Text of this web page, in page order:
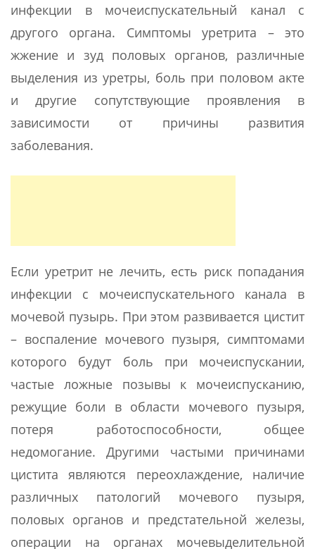
инфекции в мочеиспускательный канал с
другого органа. Симптомы уретрита – это
жжение и зуд половых органов, различные
выделения из уретры, боль при половом акте
и другие сопутствующие проявления в
зависимости от причины развития
заболевания.
Если уретрит не лечить, есть риск попадания
инфекции с мочеиспускательного канала в
мочевой пузырь. При этом развивается цистит
– воспаление мочевого пузыря, симптомами
которого будут боль при мочеиспускании,
частые ложные позывы к мочеиспусканию,
режущие боли в области мочевого пузыря,
потеря работоспособности, общее
недомогание. Другими частыми причинами
цистита являются переохлаждение, наличие
различных патологий мочевого пузыря,
половых органов и предстательной железы,
операции на органах мочевыделительной